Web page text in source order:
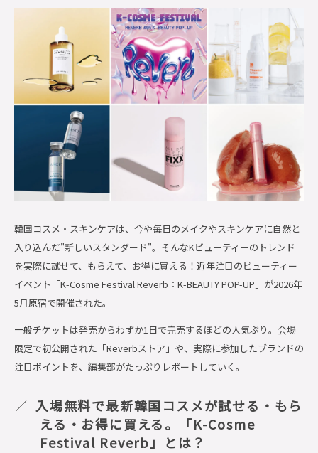
韓国コスメ・スキンケアは、今や毎日のメイクやスキンケアに自然と
入り込んだ"新しいスタンダード"。そんなKビューティーのトレンド
を実際に試せて、もらえて、お得に買える！近年注目のビューティー
イベント「K-Cosme Festival Reverb：K-BEAUTY POP-UP」が2026年
5月原宿で開催された。
一般チケットは発売からわずか1日で完売するほどの人気ぶり。会場
限定で初公開された「Reverbストア」や、実際に参加したブランドの
注目ポイントを、編集部がたっぷりレポートしていく。
入場無料で最新韓国コスメが試せる・もら
える・お得に買える。「K-Cosme
Festival Reverb」とは？